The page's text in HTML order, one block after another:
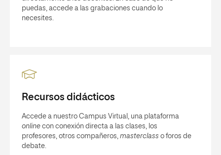
puedas, accede a las grabaciones cuando lo
necesites.
Recursos didácticos
Accede a nuestro Campus Virtual, una plataforma
online con conexión directa a las clases, los
profesores, otros compañeros, masterclass o foros de
debate.